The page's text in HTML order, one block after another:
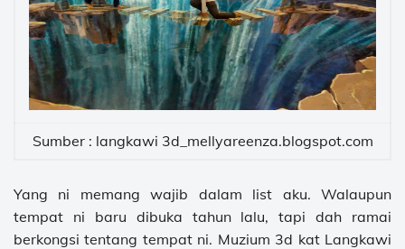
Sumber : langkawi 3d_mellyareenza.blogspot.com
Yang ni memang wajib dalam list aku. Walaupun
tempat ni baru dibuka tahun lalu, tapi dah ramai
berkongsi tentang tempat ni. Muzium 3d kat Langkawi